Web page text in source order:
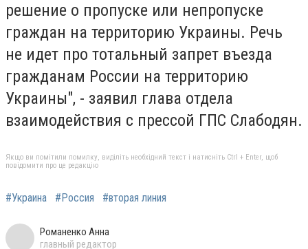
решение о пропуске или непропуске
граждан на территорию Украины. Речь
не идет про тотальный запрет въезда
гражданам России на территорию
Украины", - заявил глава отдела
взаимодействия с прессой ГПС Слабодян.
Якщо ви помітили помилку, виділіть необхідний текст і натисніть Ctrl + Enter, щоб
повідомити про це редакцію
#Украина #Россия #вторая линия
Романенко Анна
главный редактор